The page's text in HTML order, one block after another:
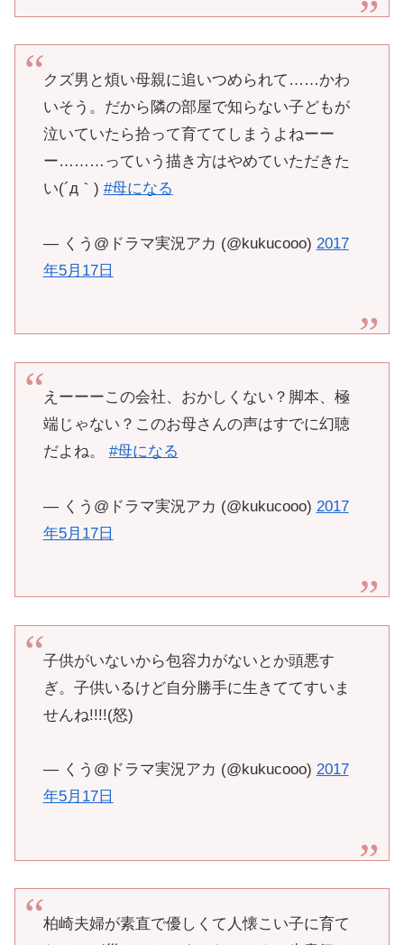
クズ男と煩い母親に追いつめられて……かわ
いそう。だから隣の部屋で知らない子どもが
泣いていたら拾って育ててしまうよねーー
ー………っていう描き方はやめていただきた
い(´д｀) #母になる
— くう@ドラマ実況アカ (@kukucooo) 2017
年5月17日
えーーーこの会社、おかしくない？脚本、極
端じゃない？このお母さんの声はすでに幻聴
だよね。 #母になる
— くう@ドラマ実況アカ (@kukucooo) 2017
年5月17日
子供がいないから包容力がないとか頭悪す
ぎ。子供いるけど自分勝手に生きててすいま
せんね!!!!(怒)
— くう@ドラマ実況アカ (@kukucooo) 2017
年5月17日
柏崎夫婦が素直で優しくて人懐こい子に育て